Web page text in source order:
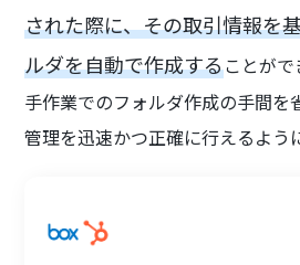
された際に、その取引情報を
ルダを自動で作成することがで
手作業でのフォルダ作成の手間を
管理を迅速かつ正確に行えるよう